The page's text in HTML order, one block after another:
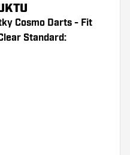
Cosmo Darts - Fit
Standard: